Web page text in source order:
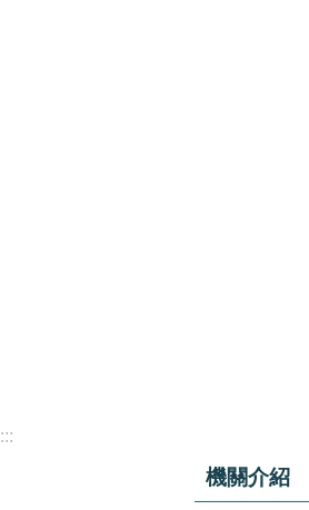
:::
機關介紹